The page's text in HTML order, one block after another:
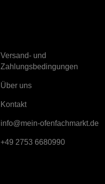
Versand- und
Zahlungsbedingungen
Über uns
Kontakt
info@mein-ofenfachmarkt.de
+49 2753 6680990